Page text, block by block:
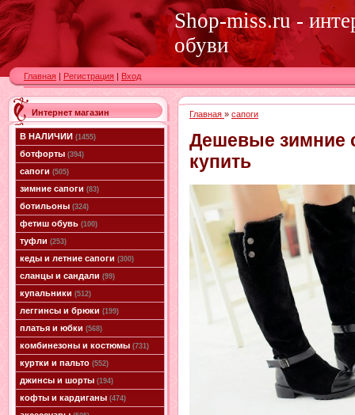
Shop-miss.ru -
обуви
Главная | Регистрация | Вход
Интернет магазин
В НАЛИЧИИ (1455)
ботфорты (394)
сапоги (505)
зимние сапоги (83)
ботильоны (324)
фетиш обувь (100)
туфли (253)
кеды и летние сапоги (300)
сланцы и сандали (99)
купальники (512)
леггинсы и брюки (199)
платья и юбки (568)
комбинезоны и костюмы (731)
куртки и пальто (552)
джинсы и шорты (194)
кофты и кардиганы (474)
Главная » сапоги
Дешевые зимние
купить